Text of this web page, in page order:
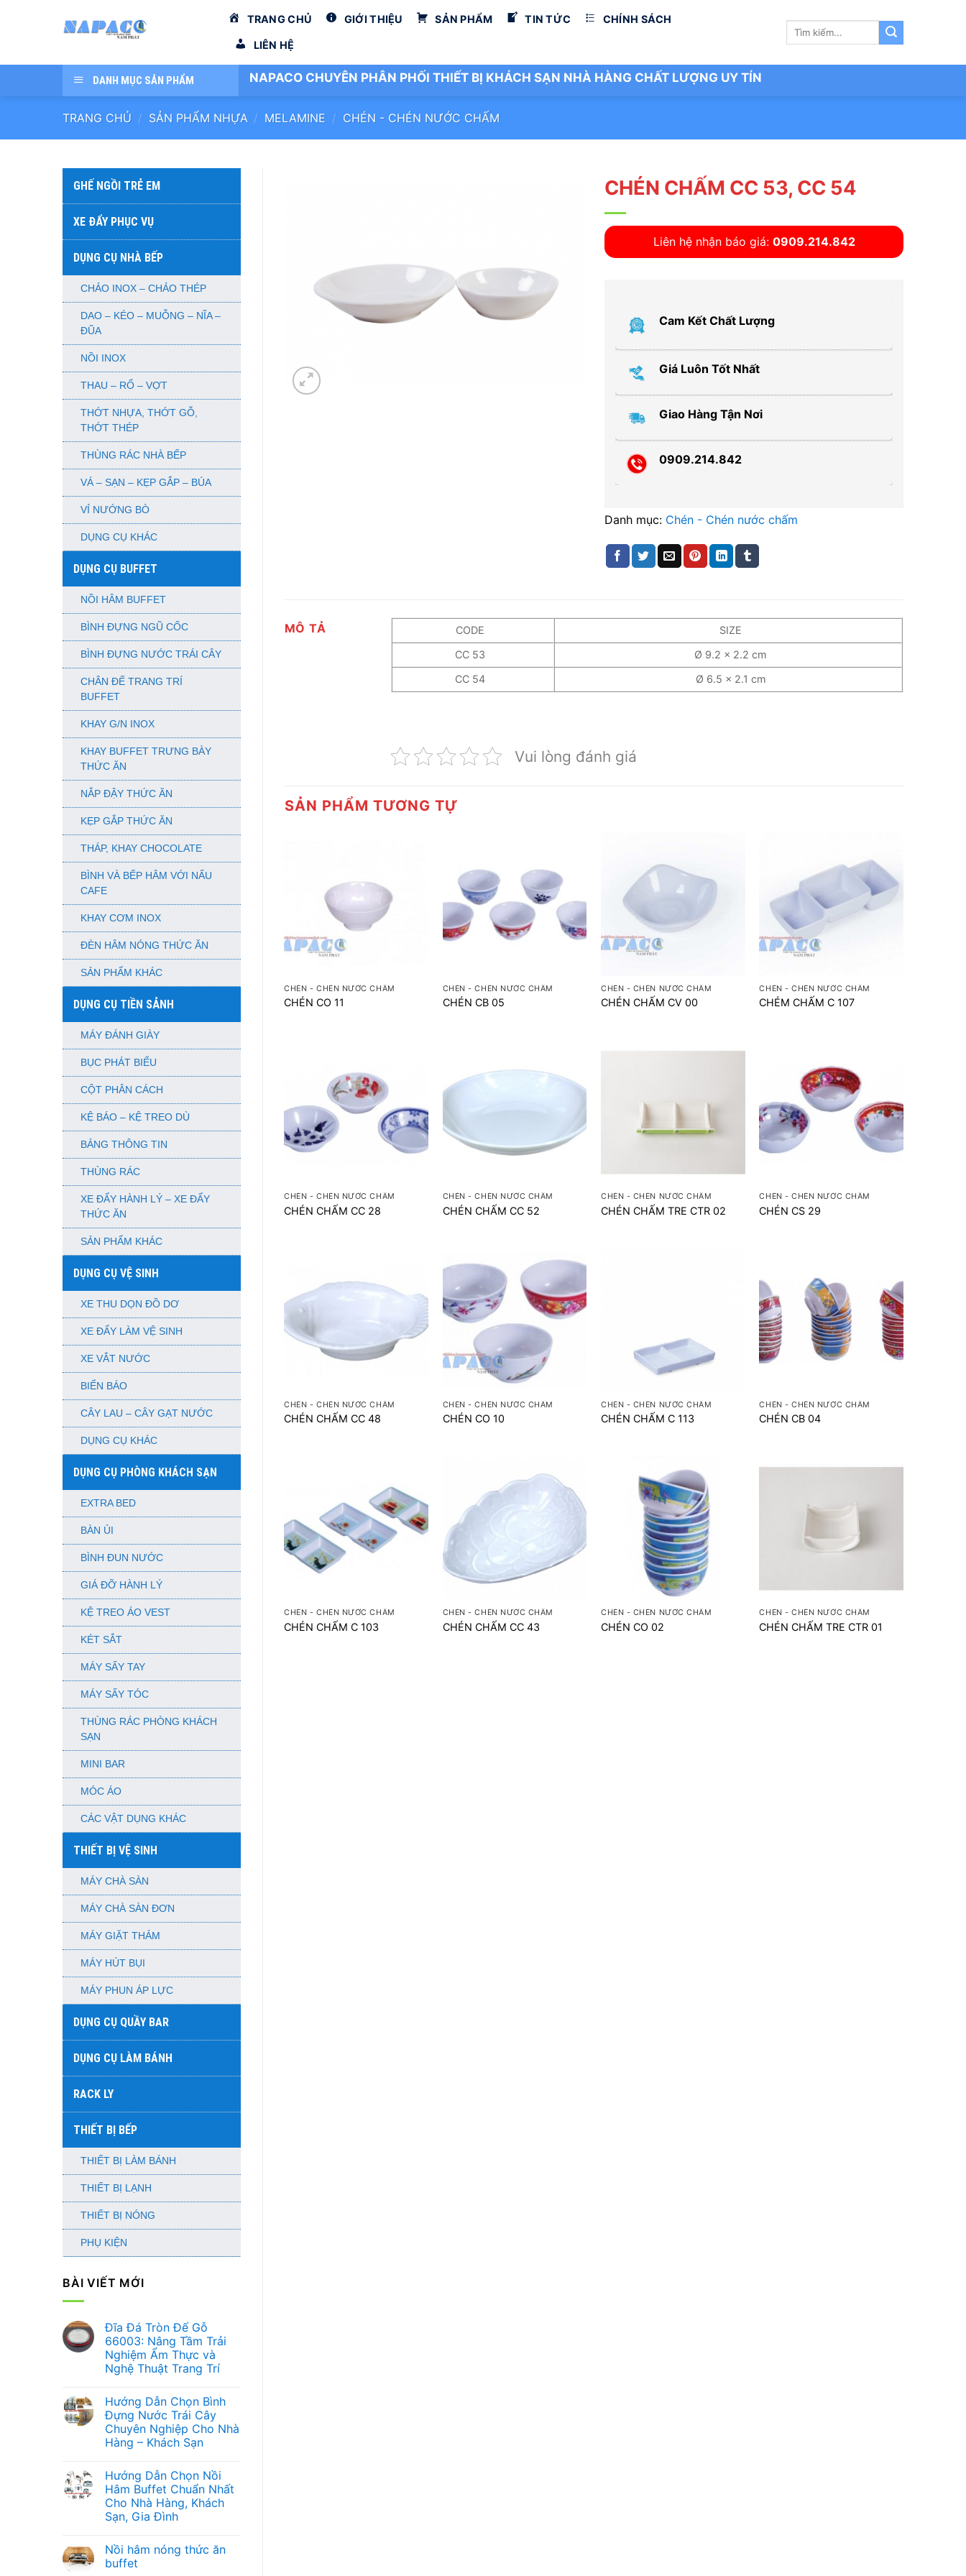
dung
TRANG CHỦ GIỚI THIỆU SẢN PHẨM TIN TỨC CHÍNH SÁCH
LIÊN HỆ
Tìm
DANH MỤC SẢN PHẨM NAPACO CHUYÊN PHÂN PHỐI THIẾT BỊ KHÁCH SẠN NHÀ HÀNG CHẤT LƯỢNG UY TÍN
TRANG CHỦ / SẢN PHẨM NHỰA / MELAMINE / CHÉN - CHÉN NƯỚC CHẤM
GHẾ NGỒI TRẺ EM
XE ĐẨY PHỤC VỤ
DỤNG CỤ NHÀ BẾP
CHẢO INOX – CHẢO THÉP
DAO – KÉO – MUỖNG – NĨA –
ĐŨA
NỒI INOX
THAU – RỔ – VỢT
THỚT NHỰA, THỚT GỖ,
THỚT THÉP
THÙNG RÁC NHÀ BẾP
VÁ – SẠN – KẸP GẮP – BÚA
VỈ NƯỚNG BÒ
DỤNG CỤ KHÁC
DỤNG CỤ BUFFET
NỒI HÂM BUFFET
BÌNH ĐỰNG NGŨ CỐC
BÌNH ĐỰNG NƯỚC TRÁI CÂY
CHÂN ĐẾ TRANG TRÍ
BUFFET
KHAY G/N INOX
KHAY BUFFET TRƯNG BÀY
THỨC ĂN
NẮP ĐẬY THỨC ĂN
KẸP GẮP THỨC ĂN
THÁP, KHAY CHOCOLATE
BÌNH VÀ BẾP HÂM VỚI NẤU
CAFE
KHAY CƠM INOX
ĐÈN HÂM NÓNG THỨC ĂN
SẢN PHẨM KHÁC
DỤNG CỤ TIỀN SẢNH
MÁY ĐÁNH GIÀY
BỤC PHÁT BIỂU
CỘT PHÂN CÁCH
KỆ BÁO – KỆ TREO DÙ
BẢNG THÔNG TIN
THÙNG RÁC
XE ĐẨY HÀNH LÝ – XE ĐẨY
THỨC ĂN
SẢN PHẨM KHÁC
DỤNG CỤ VỆ SINH
XE THU DỌN ĐỒ DƠ
XE ĐẨY LÀM VỆ SINH
XE VẮT NƯỚC
BIỂN BÁO
CÂY LAU – CÂY GẠT NƯỚC
DỤNG CỤ KHÁC
DỤNG CỤ PHÒNG KHÁCH SẠN
EXTRA BED
BÀN ỦI
BÌNH ĐUN NƯỚC
GIÁ ĐỠ HÀNH LÝ
KỆ TREO ÁO VEST
KÉT SẮT
MÁY SẤY TAY
MÁY SẤY TÓC
THÙNG RÁC PHÒNG KHÁCH
SẠN
MINI BAR
MÓC ÁO
CÁC VẬT DỤNG KHÁC
THIẾT BỊ VỆ SINH
MÁY CHÀ SÀN
MÁY CHÀ SÀN ĐƠN
MÁY GIẶT THẢM
MÁY HÚT BỤI
MÁY PHUN ÁP LỰC
DỤNG CỤ QUẦY BAR
DỤNG CỤ LÀM BÁNH
RACK LY
THIẾT BỊ BẾP
THIẾT BỊ LÀM BÁNH
THIẾT BỊ LẠNH
THIẾT BỊ NÓNG
PHỤ KIỆN
BÀI VIẾT MỚI
Đĩa Đá Tròn Đế Gỗ
66003: Nâng Tầm Trải
Nghiệm Ẩm Thực và
Nghệ Thuật Trang Trí
bình
luận
ở
Đĩa
Đá
Tròn
66003:
Nâng
Tầm
Trải
Nghiệm
Ẩm
Nghệ
Thuật
Trang
Hướng Dẫn Chọn Bình
Đựng Nước Trái Cây
Chuyên Nghiệp Cho Nhà
Hàng – Khách Sạn
bình
luận
ở
Hướng
Dẫn
Chọn
Nước
Trái
Cây
Hướng Dẫn Chọn Nồi
Hâm Buffet Chuẩn Nhất
Cho Nhà Hàng, Khách
Sạn, Gia Đình
bình
luận
ở
Nồi hâm nóng thức ăn
buffet
CHÉN CHẤM CC 53, CC 54
Liên hệ nhận báo giá: 0909.214.842
Cam Kết Chất Lượng
Giá Luôn Tốt Nhất
Giao Hàng Tận Nơi
0909.214.842
Danh mục: Chén - Chén nước chấm
MÔ TẢ CODE
SIZE
CC 53
Ø 9.2 x 2.2 cm
CC 54
Ø 6.5 x 2.1 cm
Vui lòng đánh giá
SẢN PHẨM TƯƠNG TỰ
CHÉN - CHÉN NƯỚC CHẤM
CHÉN CO 11
CHÉN - CHÉN NƯỚC CHẤM
CHÉN CB 05
CHÉN - CHÉN NƯỚC CHẤM
CHÉN CHẤM CV 00
CHÉN - CHÉN NƯỚC CHẤM
CHÉM CHẤM C 107
CHÉN - CHÉN NƯỚC CHẤM
CHÉN CHẤM CC 28
CHÉN - CHÉN NƯỚC CHẤM
CHÉN CHẤM CC 52
CHÉN - CHÉN NƯỚC CHẤM
CHÉN CHẤM TRE CTR 02
CHÉN - CHÉN NƯỚC CHẤM
CHÉN CS 29
CHÉN - CHÉN NƯỚC CHẤM
CHÉN CHẤM CC 48
CHÉN - CHÉN NƯỚC CHẤM
CHÉN CO 10
CHÉN - CHÉN NƯỚC CHẤM
CHÉN CHẤM C 113
CHÉN - CHÉN NƯỚC CHẤM
CHÉN CB 04
CHÉN - CHÉN NƯỚC CHẤM
CHÉN CHẤM C 103
CHÉN - CHÉN NƯỚC CHẤM
CHÉN CHẤM CC 43
CHÉN - CHÉN NƯỚC CHẤM
CHÉN CO 02
CHÉN - CHÉN NƯỚC CHẤM
CHÉN CHẤM TRE CTR 01